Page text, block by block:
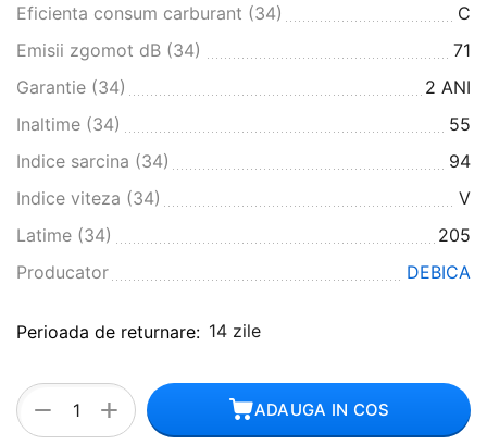
Eficienta consum carburant (34)
C
Emisii zgomot dB (34)
71
Garantie (34)
2 ANI
Inaltime (34)
55
Indice sarcina (34)
94
Indice viteza (34)
V
Latime (34)
205
Producator
DEBICA
Perioada de returnare: 14 zile
+
− ADAUGA IN COS